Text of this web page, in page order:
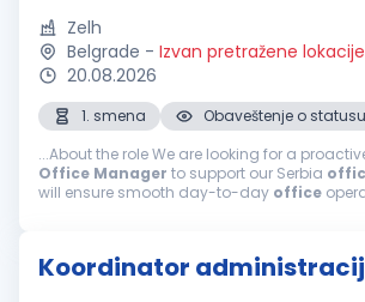
Zelh
Belgrade - Izvan pretražene lokacije
20.08.2026
1. smena
Obaveštenje o
...About the role We are looking for a
Office Manager to support our Serbia
will ensure smooth day-to-day office
Koordinator